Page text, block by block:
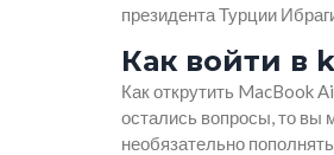
президента Турции
Как войти в
Как открутить MacBook
остались вопросы, то вы
необязательно